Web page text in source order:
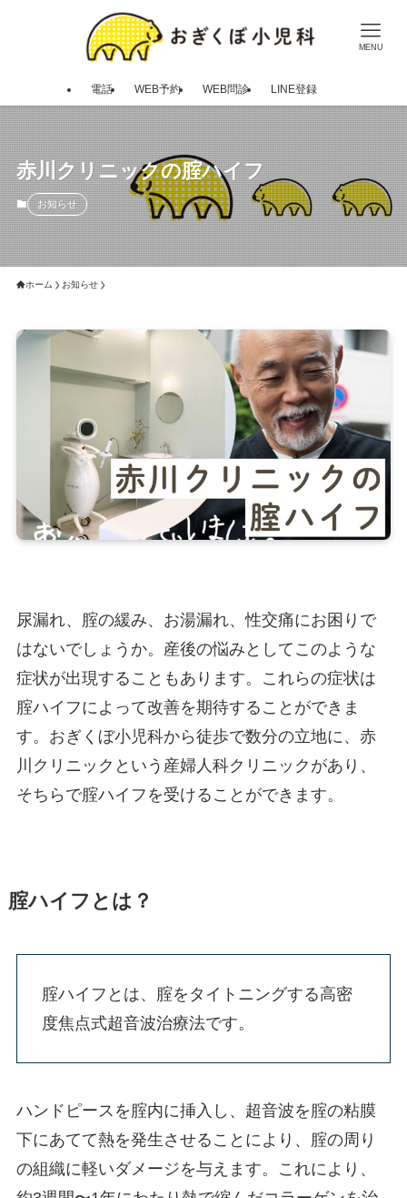
MENU
電話 WEB予約 WEB問診 LINE登録
赤川クリニックの腟ハイフ
お知らせ
ホーム お知らせ
尿漏れ、腟の緩み、お湯漏れ、性交痛にお困りで
はないでしょうか。産後の悩みとしてこのような
症状が出現することもあります。これらの症状は
腟ハイフによって改善を期待することができま
す。おぎくぼ小児科から徒歩で数分の立地に、赤
川クリニックという産婦人科クリニックがあり、
そちらで腟ハイフを受けることができます。
腟ハイフとは？
腟ハイフとは、腟をタイトニングする高密
度焦点式超音波治療法です。
ハンドピースを腟内に挿入し、超音波を腟の粘膜
下にあてて熱を発生させることにより、腟の周り
の組織に軽いダメージを与えます。これにより、